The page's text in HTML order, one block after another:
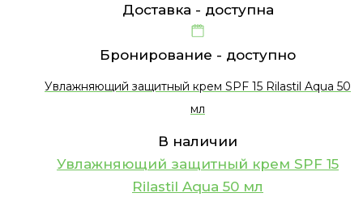
Доставка - доступна
Бронирование - доступно
Увлажняющий защитный крем SPF 15 Rilastil Aqua 50
мл
В наличии
Увлажняющий защитный крем SPF 15
Rilastil Aqua 50 мл